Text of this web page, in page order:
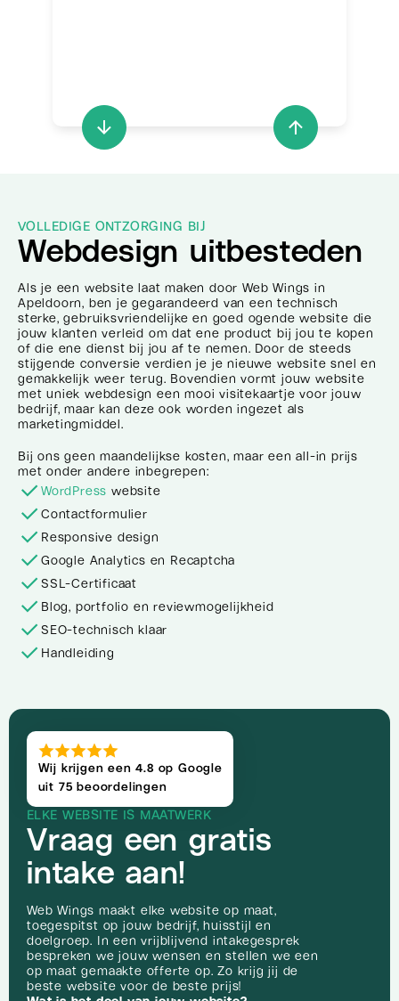
VOLLEDIGE ONTZORGING BIJ
Webdesign uitbesteden
Als je een website laat maken door Web Wings in
Apeldoorn, ben je gegarandeerd van een technisch
sterke, gebruiksvriendelijke en goed ogende website die
jouw klanten verleid om dat ene product bij jou te kopen
of die ene dienst bij jou af te nemen. Door de steeds
stijgende conversie verdien je je nieuwe website snel en
gemakkelijk weer terug. Bovendien vormt jouw website
met uniek webdesign een mooi visitekaartje voor jouw
bedrijf, maar kan deze ook worden ingezet als
marketingmiddel.
Bij ons geen maandelijkse kosten, maar een all-in prijs
met onder andere inbegrepen:
WordPress website
Contactformulier
Responsive design
Google Analytics en Recaptcha
SSL-Certificaat
Blog, portfolio en reviewmogelijkheid
SEO-technisch klaar
Handleiding
Wij krijgen een 4.8 op Google
uit 75 beoordelingen
ELKE WEBSITE IS MAATWERK
Vraag een gratis
intake aan!
Web Wings maakt elke website op maat,
toegespitst op jouw bedrijf, huisstijl en
doelgroep. In een vrijblijvend intakegesprek
bespreken we jouw wensen en stellen we een
op maat gemaakte offerte op. Zo krijg jij de
beste website voor de beste prijs!